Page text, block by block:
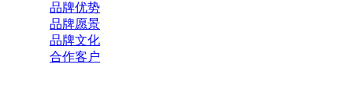
品牌优势
品牌愿景
品牌文化
合作客户